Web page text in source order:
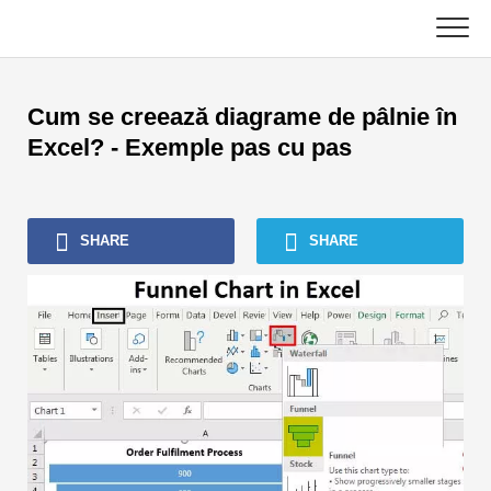
content
Tutoriale contabile
Excel, VBA și Power BI
Tutoriale bancare de investiții
Cărți de top
Ghiduri de carieră în domeniul finanțelor
Resurse de certificare financiară
Cum se creează diagrame de pâlnie în
Excel? - Exemple pas cu pas
SHARE SHARE